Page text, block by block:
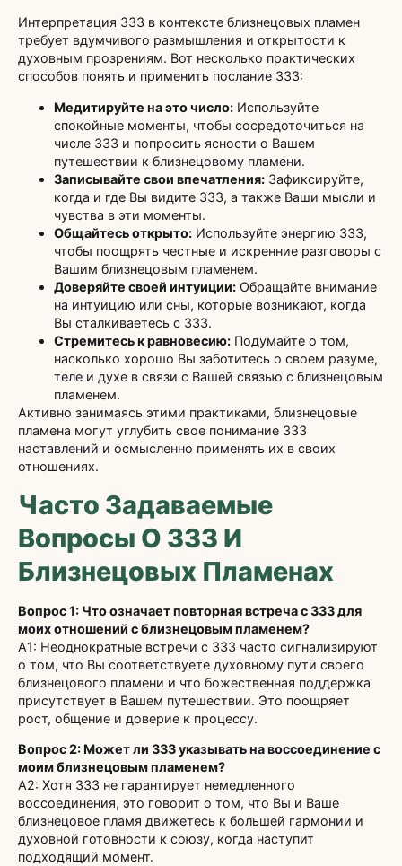
Интерпретация 333 в контексте близнецовых пламен
требует вдумчивого размышления и открытости к
духовным прозрениям. Вот несколько практических
способов понять и применить послание 333:
Медитируйте на это число: Используйте
спокойные моменты, чтобы сосредоточиться на
числе 333 и попросить ясности о Вашем
путешествии к близнецовому пламени.
Записывайте свои впечатления: Зафиксируйте,
когда и где Вы видите 333, а также Ваши мысли и
чувства в эти моменты.
Общайтесь открыто: Используйте энергию 333,
чтобы поощрять честные и искренние разговоры с
Вашим близнецовым пламенем.
Доверяйте своей интуиции: Обращайте внимание
на интуицию или сны, которые возникают, когда
Вы сталкиваетесь с 333.
Стремитесь к равновесию: Подумайте о том,
насколько хорошо Вы заботитесь о своем разуме,
теле и духе в связи с Вашей связью с близнецовым
пламенем.
Активно занимаясь этими практиками, близнецовые
пламена могут углубить свое понимание 333
наставлений и осмысленно применять их в своих
отношениях.
Часто Задаваемые
Вопросы О 333 И
Близнецовых Пламенах
Вопрос 1: Что означает повторная встреча с 333 для
моих отношений с близнецовым пламенем?
А1: Неоднократные встречи с 333 часто сигнализируют
о том, что Вы соответствуете духовному пути своего
близнецового пламени и что божественная поддержка
присутствует в Вашем путешествии. Это поощряет
рост, общение и доверие к процессу.
Вопрос 2: Может ли 333 указывать на воссоединение с
моим близнецовым пламенем?
A2: Хотя 333 не гарантирует немедленного
воссоединения, это говорит о том, что Вы и Ваше
близнецовое пламя движетесь к большей гармонии и
духовной готовности к союзу, когда наступит
подходящий момент.